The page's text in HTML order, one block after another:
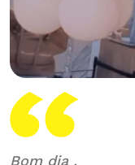
Bom dia ,